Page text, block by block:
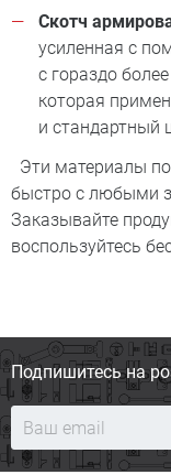
Cкотч
усиленная с
с гораздо
которая
и стандартный
Эти материалы
быстро с любыми
Заказывайте
воспользуйтесь
Подпишитесь на